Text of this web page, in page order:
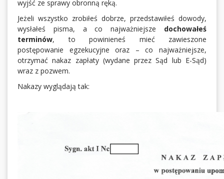
wyjść ze sprawy obronną ręką.
Jeżeli wszystko zrobiłeś dobrze, przedstawiłeś dowody,
wysłałeś pisma, a co najważniejsze dochowałeś
terminów, to powinieneś mieć zawieszone
postępowanie egzekucyjne oraz – co najważniejsze,
otrzymać nakaz zapłaty (wydane przez Sąd lub E-Sąd)
wraz z pozwem.
Nakazy wyglądają tak: